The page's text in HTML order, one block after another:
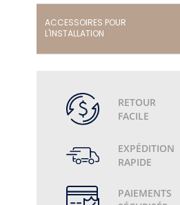
ACCESSOIRES POUR
L'INSTALLATION
RETOUR
FACILE
EXPÉDITION
RAPIDE
PAIEMENTS